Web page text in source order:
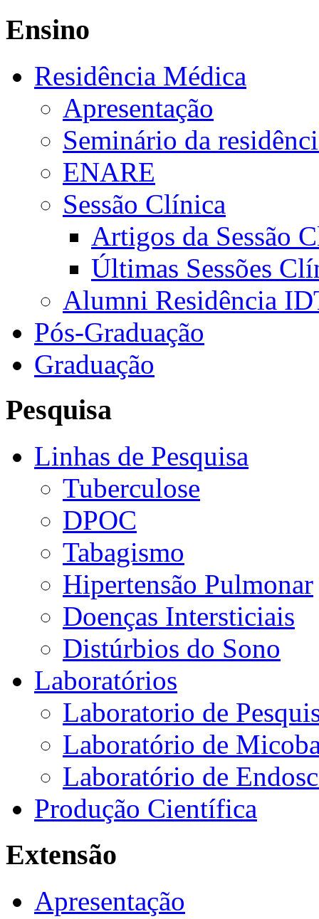
Ensino
Residência Médica
Apresentação
Seminário da
ENARE
Sessão Clínica
Artigos da Sessão
Últimas Sessões
Alumni Residência
Pós-Graduação
Graduação
Pesquisa
Linhas de Pesquisa
Tuberculose
DPOC
Tabagismo
Hipertensão Pulmonar
Doenças Intersticiais
Distúrbios do Sono
Laboratórios
Laboratorio de
Laboratório de
Laboratório de
Produção Científica
Extensão
Apresentação